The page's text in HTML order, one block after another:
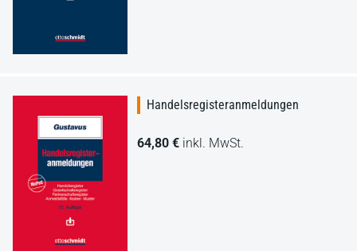
Handelsregisteranmeldungen
64,80 € inkl. MwSt.